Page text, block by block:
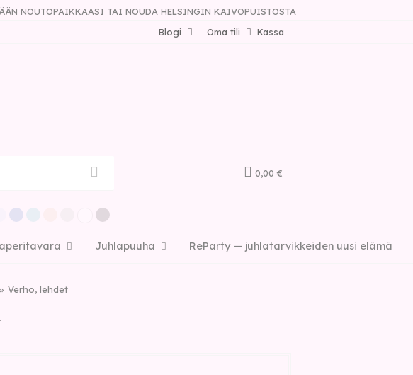
NOUTOPAIKKAASI TAI NOUDA HELSINGIN KAIVOPUISTOSTA
Kassa
Oma tili
Blogi
0,00 €
Juhlapuuha ReParty — juhlatarvikkeiden uusi elämä
Verho, lehdet